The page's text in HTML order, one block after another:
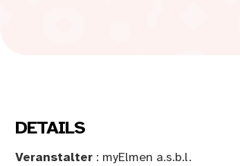
DETAILS
Veranstalter : myElmen a.s.b.l.